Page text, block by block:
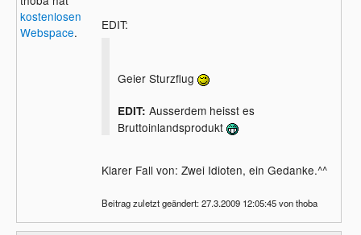
kostenlosen
Webspace.
EDIT:
Geier Sturzflug
EDIT: Ausserdem heisst es
Bruttoinlandsprodukt
Klarer Fall von: Zwei Idioten, ein Gedanke.^^
Beitrag zuletzt geändert: 27.3.2009 12:05:45 von thoba